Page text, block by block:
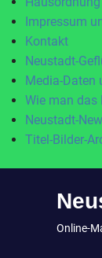
Impressum
Kontakt
Neustadt-
Media-Daten
Wie man das
Neustadt-
Titel-Bilder-
Online-